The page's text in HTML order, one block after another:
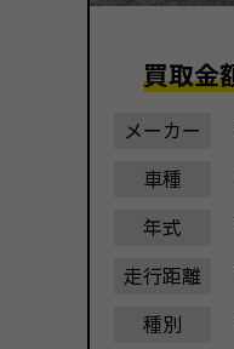
買取金
メーカー
車種
年式
走行距離
種別